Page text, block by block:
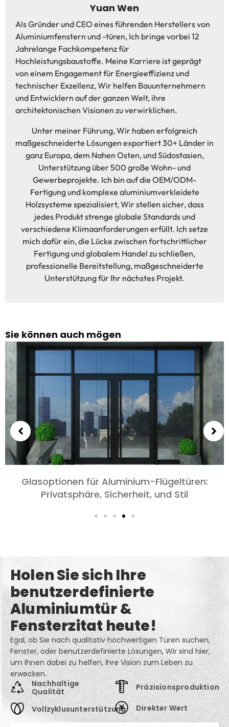
Yuan Wen
Als Gründer und CEO eines führenden Herstellers von
Aluminiumfenstern und -türen, Ich bringe vorbei 12
Jahrelange Fachkompetenz für
Hochleistungsbaustoffe. Meine Karriere ist geprägt
von einem Engagement für Energieeffizienz und
technischer Exzellenz, Wir helfen Bauunternehmern
und Entwicklern auf der ganzen Welt, ihre
architektonischen Visionen zu verwirklichen.
Unter meiner Führung, Wir haben erfolgreich
maßgeschneiderte Lösungen exportiert 30+ Länder in
ganz Europa, dem Nahen Osten, und Südostasien,
Unterstützung über 500 große Wohn- und
Gewerbeprojekte. Ich bin auf die OEM/ODM-
Fertigung und komplexe aluminiumverkleidete
Holzsysteme spezialisiert, Wir stellen sicher, dass
jedes Produkt strenge globale Standards und
verschiedene Klimaanforderungen erfüllt. Ich setze
mich dafür ein, die Lücke zwischen fortschrittlicher
Fertigung und globalem Handel zu schließen,
professionelle Bereitstellung, maßgeschneiderte
Unterstützung für Ihr nächstes Projekt.
Sie können auch mögen
Glasoptionen für Aluminium-Flügeltüren:
Privatsphäre, Sicherheit, und Stil
Holen Sie sich Ihre
benutzerdefinierte
Aluminiumtür &
Fensterzitat heute!
Egal, ob Sie nach qualitativ hochwertigen Türen suchen,
Fenster, oder benutzerdefinierte Lösungen, Wir sind hier,
um Ihnen dabei zu helfen, Ihre Vision zum Leben zu
erwecken.
Nachhaltige
Qualität
Vollzyklusunterstützung
Präzisionsproduktion
Direkter Wert